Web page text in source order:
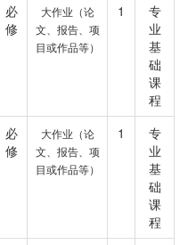
必
修
大作业（论
文、报告、项
目或作品等）
1
专
业
基
础
课
程
必
修
大作业（论
文、报告、项
目或作品等）
1
专
业
基
础
课
程